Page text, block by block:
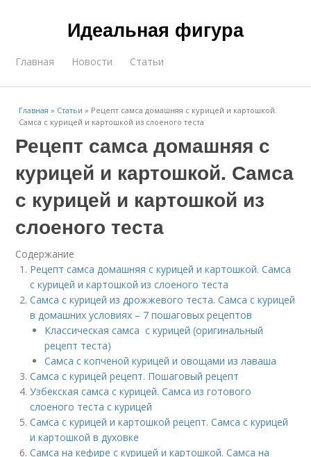
Идеальная фигура
Главная Новости Статьи
Главная » Статьи » Рецепт самса домашняя с курицей и картошкой.
Самса с курицей и картошкой из слоеного теста
Рецепт самса домашняя с
курицей и картошкой. Самса
с курицей и картошкой из
слоеного теста
Содержание
Рецепт самса домашняя с курицей и картошкой. Самса
с курицей и картошкой из слоеного теста
Самса с курицей из дрожжевого теста. Самса с курицей
в домашних условиях – 7 пошаговых рецептов
Классическая самса с курицей (оригинальный
рецепт теста)
Самса с копченой курицей и овощами из лаваша
Самса с курицей рецепт. Пошаговый рецепт
Узбекская самса с курицей. Самса из готового
слоеного теста с курицей
Самса с курицей и картошкой рецепт. Самса с курицей
и картошкой в духовке
Самса на кефире с курицей и картошкой. Самса на